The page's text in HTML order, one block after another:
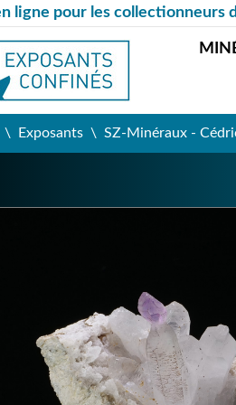
ligne pour les collectionneurs
Exposants SZ-Minéraux -